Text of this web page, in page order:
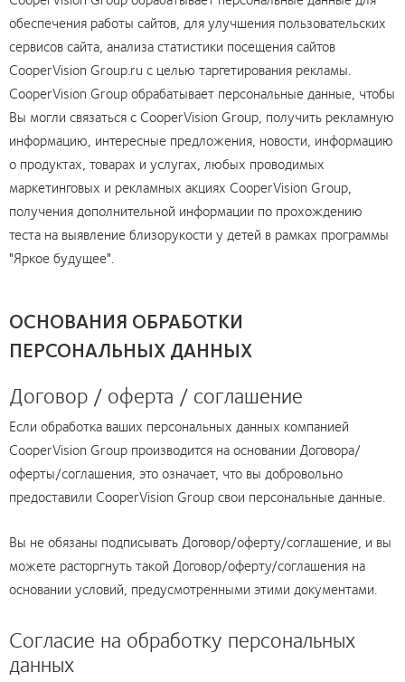
обеспечения работы сайтов, для улучшения пользовательских
сервисов сайта, анализа статистики посещения сайтов
CooperVision Group.ru с целью таргетирования рекламы.
CooperVision Group обрабатывает персональные данные, чтобы
Вы могли связаться с CooperVision Group, получить рекламную
информацию, интересные предложения, новости, информацию
о продуктах, товарах и услугах, любых проводимых
маркетинговых и рекламных акциях CooperVision Group,
получения дополнительной информации по прохождению
теста на выявление близорукости у детей в рамках программы
"Яркое будущее".
ОСНОВАНИЯ ОБРАБОТКИ
ПЕРСОНАЛЬНЫХ ДАННЫХ
Договор / оферта / соглашение
Если обработка ваших персональных данных компанией
CooperVision Group производится на основании Договора/
оферты/соглашения, это означает, что вы добровольно
предоставили CooperVision Group свои персональные данные.
Вы не обязаны подписывать Договор/оферту/соглашение, и вы
можете расторгнуть такой Договор/оферту/соглашения на
основании условий, предусмотренными этими документами.
Согласие на обработку персональных
данных